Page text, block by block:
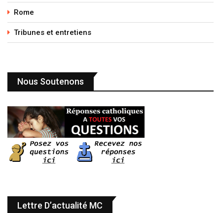
Rome
Tribunes et entretiens
Nous Soutenons
Lettre D’actualité MC